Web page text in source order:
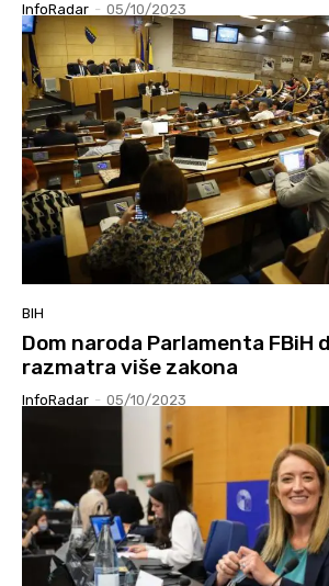
InfoRadar - 05/10/2023
BIH
Dom naroda Parlamenta FBiH
razmatra više zakona
InfoRadar - 05/10/2023